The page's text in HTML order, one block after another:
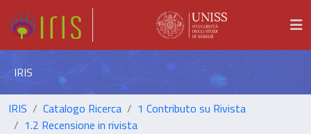
IRIS
IRIS Catalogo Ricerca
1 Contributo su Rivista
1.2 Recensione in rivista